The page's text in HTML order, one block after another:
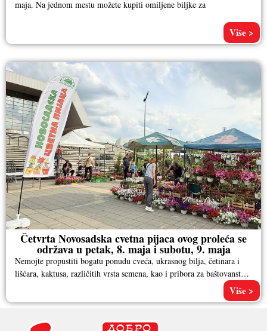
maja. Na jednom mestu možete kupiti omiljene biljke za
Više >
Četvrta Novosadska cvetna pijaca ovog proleća se
održava u petak, 8. maja i subotu, 9. maja
Nemojte propustiti bogatu ponudu cveća, ukrasnog bilja, četinara i
lišćara, kaktusa, različitih vrsta semena, kao i pribora za baštovanstvo.
Više >